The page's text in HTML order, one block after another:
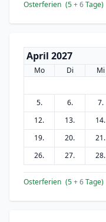
Osterferien (5+ 6Tage)
April 2027
Mo Di Mi
5.
6. 7.
12.
13. 14.
19.
20. 21.
26.
27. 28.
Osterferien (5+ 6Tage)